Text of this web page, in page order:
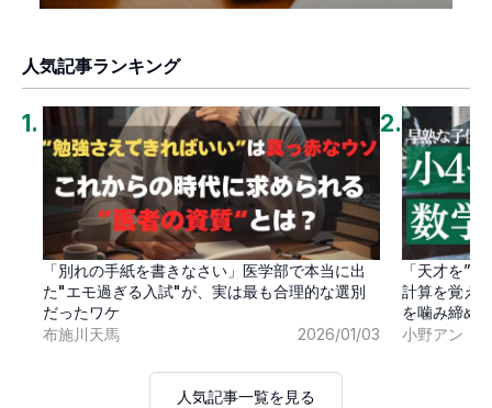
人気記事ランキング
1.
「別れの手紙を書きなさい」医学部で本当に出
た"エモ過ぎる入試"が、実は最も合理的な選別
だったワケ
布施川天馬
2026/01/03
2.
「天才を”
計算を覚え
を噛み締め
小野アン
人気記事一覧を見る